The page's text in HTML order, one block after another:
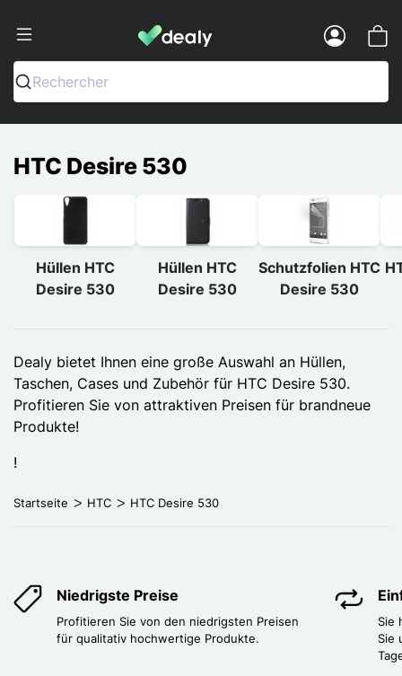
Dealy - Hüllen und Zubehör für
Rechercher
HTC Desire 530
Hüllen HTC
Desire 530
Hüllen HTC
Desire 530
Schutzfolien HTC
Desire 530
Dealy bietet Ihnen eine große Auswahl an Hüllen,
Taschen, Cases und Zubehör für HTC Desire 530.
Profitieren Sie von attraktiven Preisen für brandneue
Produkte!
!
Startseite HTC HTC Desire 530
Niedrigste Preise
Profitieren Sie von den niedrigsten Preisen
für qualitativ hochwertige Produkte.
Sie
Sie